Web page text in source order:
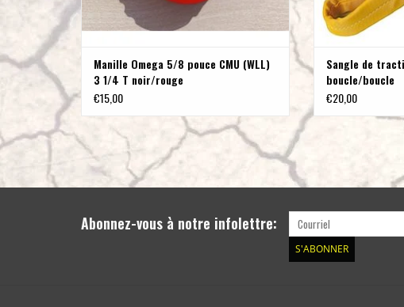
Manille Omega 5/8 pouce CMU (WLL)
3 1/4 T noir/rouge
€15,00
Sangle de
boucle/boucle
€20,00
Abonnez-vous à notre infolettre:
S'ABONNER